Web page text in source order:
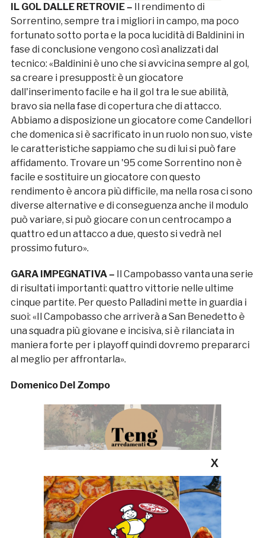
IL GOL DALLE RETROVIE – Il rendimento di
Sorrentino, sempre tra i migliori in campo, ma poco
fortunato sotto porta e la poca lucidità di Baldinini in
fase di conclusione vengono così analizzati dal
tecnico: «Baldinini è uno che si avvicina sempre al gol,
sa creare i presupposti: è un giocatore
dall'inserimento facile e ha il gol tra le sue abilità,
bravo sia nella fase di copertura che di attacco.
Abbiamo a disposizione un giocatore come Candellori
che domenica si è sacrificato in un ruolo non suo, viste
le caratteristiche sappiamo che su di lui si può fare
affidamento. Trovare un '95 come Sorrentino non è
facile e sostituire un giocatore con questo
rendimento è ancora più difficile, ma nella rosa ci sono
diverse alternative e di conseguenza anche il modulo
può variare, si può giocare con un centrocampo a
quattro ed un attacco a due, questo si vedrà nel
prossimo futuro».
GARA IMPEGNATIVA – Il Campobasso vanta una serie
di risultati importanti: quattro vittorie nelle ultime
cinque partite. Per questo Palladini mette in guardia i
suoi: «Il Campobasso che arriverà a San Benedetto è
una squadra più giovane e incisiva, si è rilanciata in
maniera forte per i playoff quindi dovremo prepararci
al meglio per affrontarla».
Domenico Del Zompo
X